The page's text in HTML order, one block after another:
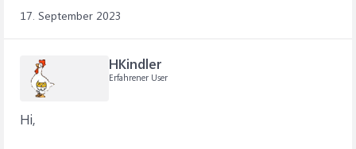
17. September 2023
HKindler
Erfahrener User
Hi,